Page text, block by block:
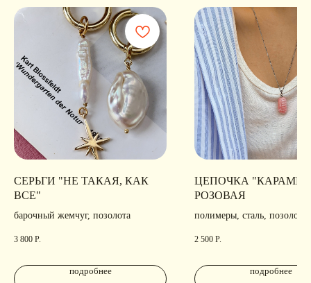
СЕРЬГИ "НЕ ТАКАЯ, КАК
ВСЕ"
барочный жемчуг, позолота
3 800 Р.
подробнее
ЦЕПОЧКА
РОЗОВАЯ
полимеры, сталь, позолота
2 500 Р.
подробнее